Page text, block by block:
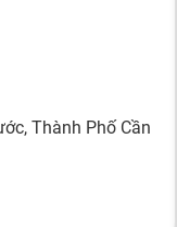
Thành Phố Cần